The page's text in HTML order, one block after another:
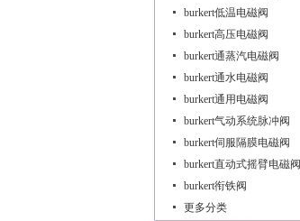
burkert低温电磁阀
burkert高压电磁阀
burkert通蒸汽电磁阀
burkert通水电磁阀
burkert通用电磁阀
burkert气动系统脉冲阀
burkert伺服隔膜电磁阀
burkert直动式摇臂电磁阀
burkert衔铁阀
更多分类